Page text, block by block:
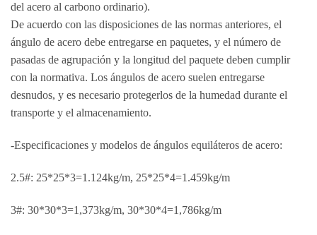
del acero al carbono ordinario).
De acuerdo con las disposiciones de las normas anteriores, el
ángulo de acero debe entregarse en paquetes, y el número de
pasadas de agrupación y la longitud del paquete deben cumplir
con la normativa. Los ángulos de acero suelen entregarse
desnudos, y es necesario protegerlos de la humedad durante el
transporte y el almacenamiento.
-Especificaciones y modelos de ángulos equiláteros de acero:
2.5#: 25*25*3=1.124kg/m, 25*25*4=1.459kg/m
3#: 30*30*3=1,373kg/m, 30*30*4=1,786kg/m